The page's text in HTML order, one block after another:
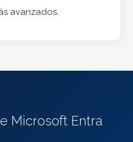
avanzados.
Microsoft Entra